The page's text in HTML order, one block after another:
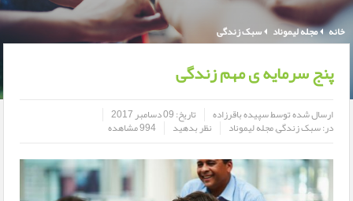
خانه مجله لیموناد سبک زندگی
پنج سرمایه ی مهم زندگی
ارسال شده توسطسپیده باقرزاده تاریخ:09 دسامبر 2017
در:سبک زندگی,مجله لیموناد نظر بدهید 994 مشاهده